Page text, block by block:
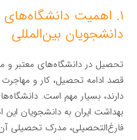
۱. اهمیت دانشگاه‌های
دانشجویان بین‌المللی
تحصیل در دانشگاه‌های معتبر و
قصد ادامه تحصیل، کار و
دارند، بسیار مهم است.
بهداشت ایران به دانشجویان
فارغ‌التحصیلی، مدرک تحصیلی